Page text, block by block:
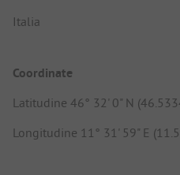
Italia
Coordinate
Latitudine 46° 32' 0" N
Longitudine 11° 31' 59" E